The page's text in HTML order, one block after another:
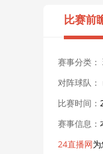
比赛前
赛事分类：
对阵球队：
比赛时间：
赛事信息：
24直播网